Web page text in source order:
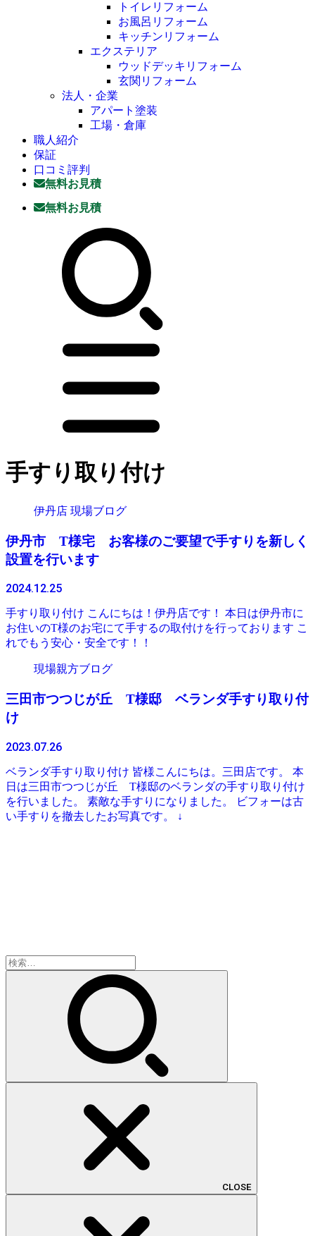
トイレリフォーム
お風呂リフォーム
キッチンリフォーム
エクステリア
ウッドデッキリフォーム
玄関リフォーム
法人・企業
アパート塗装
工場・倉庫
職人紹介
保証
口コミ評判
無料お見積
無料お見積
手すり取り付け
伊丹店 現場ブログ
伊丹市 T様宅 お客様のご要望で手すりを新しく
設置を行います
2024.12.25
手すり取り付け こんにちは！伊丹店です！ 本日は伊丹市に
お住いのT様のお宅にて手するの取付けを行っております こ
れでもう安心・安全です！！
現場親方ブログ
三田市つつじが丘 T様邸 ベランダ手すり取り付
け
2023.07.26
ベランダ手すり取り付け 皆様こんにちは。三田店です。 本
日は三田市つつじが丘 T様邸のベランダの手すり取り付け
を行いました。 素敵な手すりになりました。 ビフォーは古
い手すりを撤去したお写真です。 ↓
検
索:
CLOSE